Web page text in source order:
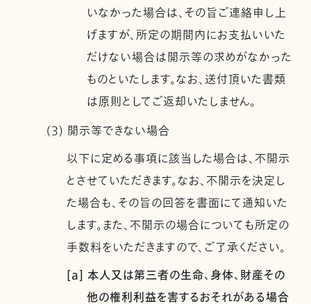
いなかった場合は、その旨ご連絡申し上
げますが、所定の期間内にお支払いいた
だけない場合は開示等の求めがなかった
ものといたします。なお、送付頂いた書類
は原則としてご返却いたしません。
(3) 開示等できない場合
以下に定める事項に該当した場合は、不開示
とさせていただきます。なお、不開示を決定し
た場合も、その旨の回答を書面にて通知いた
します。また、不開示の場合についても所定の
手数料をいただきますので、ご了承ください。
[a] 本人又は第三者の生命、身体、財産その
他の権利利益を害するおそれがある場合